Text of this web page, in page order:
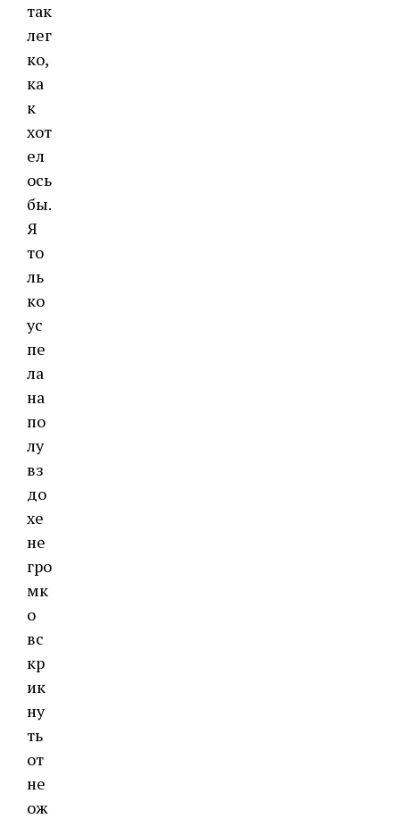
так
лег
ко,
ка
к
хот
ел
ось
бы.
Я
то
ль
ко
ус
пе
ла
на
по
лу
вз
до
хе
не
гро
мк
о
вс
кр
ик
ну
ть
от
не
ож